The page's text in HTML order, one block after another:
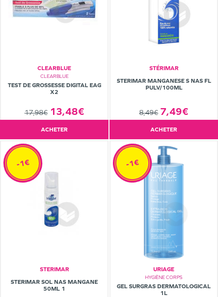
CLEARBLUE
CLEARBLUE
TEST DE GROSSESSE DIGITAL EAG
X2
17,98€ 13,48€
ACHETER
STÉRIMAR
STERIMAR MANGANESE S NAS FL
PULV/100ML
8,49€ 7,49€
ACHETER
STERIMAR
STERIMAR SOL NAS MANGANE
50ML 1
-1€
URIAGE
HYGIÈNE CORPS
GEL SURGRAS DERMATOLOGICAL
1L
-1€